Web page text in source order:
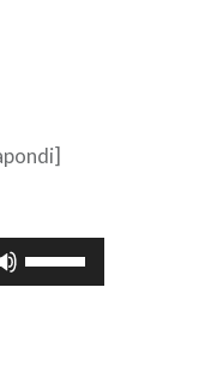
Usa
i